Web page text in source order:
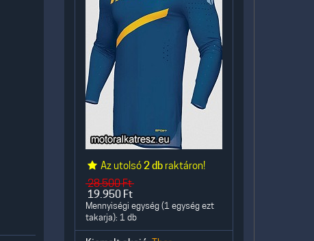
Az utolsó2 db raktáron!
28.500Ft
19.950 Ft
Mennyiségi egység (1 egység ezt
takarja): 1 db